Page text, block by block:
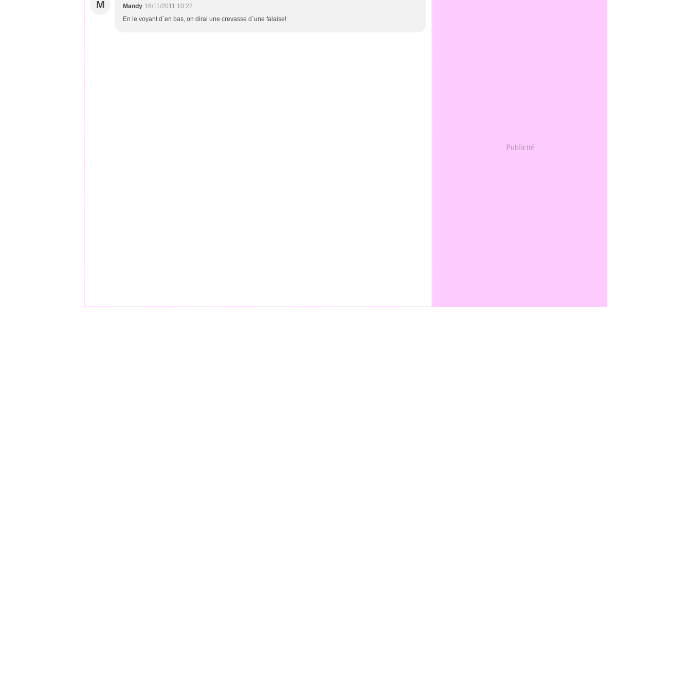
M Mandy 16/11/2011 10:22
En le voyant d´en bas, on dirai une crevasse d´une falaise!
Publicité